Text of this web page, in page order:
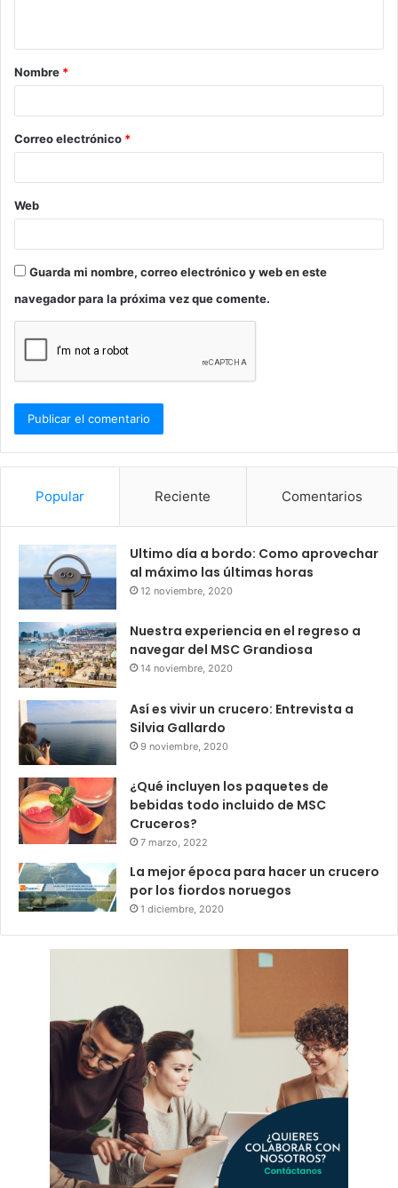
a
r
*
Nombre *
Correo electrónico *
Web
Guarda mi nombre, correo electrónico y web en este
navegador para la próxima vez que comente.
Popular Reciente Comentarios
Ultimo día a bordo: Como aprovechar
al máximo las últimas horas
12 noviembre, 2020
Nuestra experiencia en el regreso a
navegar del MSC Grandiosa
14 noviembre, 2020
Así es vivir un crucero: Entrevista a
Silvia Gallardo
9 noviembre, 2020
¿Qué incluyen los paquetes de
bebidas todo incluido de MSC
Cruceros?
7 marzo, 2022
La mejor época para hacer un crucero
por los fiordos noruegos
1 diciembre, 2020